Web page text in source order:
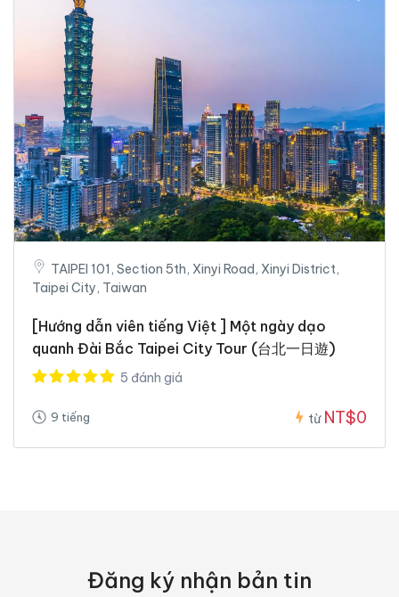
TAIPEI 101, Section 5th, Xinyi Road, Xinyi District,
Taipei City, Taiwan
[Hướng dẫn viên tiếng Việt ] Một ngày dạo
quanh Đài Bắc Taipei City Tour (台北一日遊)
5 đánh giá
9 tiếng từNT$0
Đăng ký nhận bản tin